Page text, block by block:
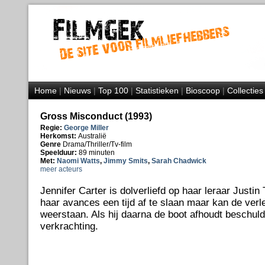
Home|Nieuws|Top 100|Statistieken|Bioscoop|Collecties
Gross Misconduct (1993)
Regie: George Miller
Herkomst: Australië
Genre Drama/Thriller/Tv-film
Speelduur: 89 minuten
Met: Naomi Watts, Jimmy Smits, Sarah Chadwick
meer acteurs
Jennifer Carter is dolverliefd op haar leraar Justin
haar avances een tijd af te slaan maar kan de
weerstaan. Als hij daarna de boot afhoudt
verkrachting.